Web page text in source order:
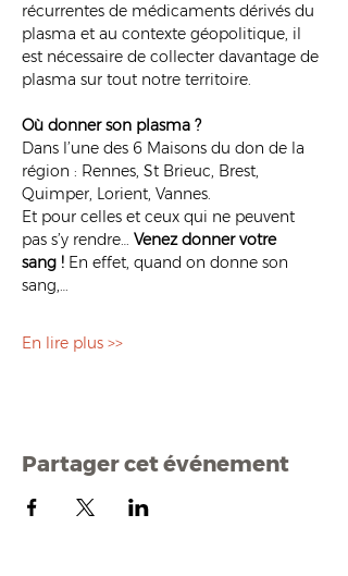
récurrentes de médicaments dérivés du
plasma et au contexte géopolitique, il
est nécessaire de collecter davantage de
plasma sur tout notre territoire.
Où donner son plasma ?
Dans l’une des 6 Maisons du don de la
région : Rennes, St Brieuc, Brest,
Quimper, Lorient, Vannes.
Et pour celles et ceux qui ne peuvent
pas s’y rendre… Venez donner votre
sang ! En effet, quand on donne son
sang,…
En lire plus >>
Partager cet événement